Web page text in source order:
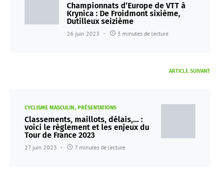
Championnats d’Europe de VTT à
Krynica : De Froidmont sixième,
Dutilleux seizième
26 juin 2023 3 minutes de lecture
ARTICLE SUIVANT
CYCLISME MASCULIN PRÉSENTATIONS
Classements, maillots, délais,… :
voici le règlement et les enjeux du
Tour de France 2023
27 juin 2023 7 minutes de lecture